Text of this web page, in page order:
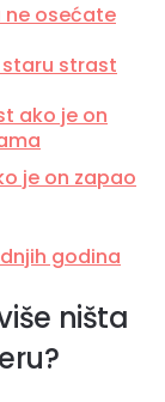
ne osećate
strast
ako je on
je on zapao
godina
ništa